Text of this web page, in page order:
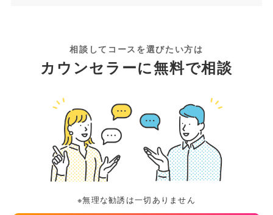
相談してコースを選びたい方は
カウンセラーに無料で相談
※無理な勧誘は一切ありません